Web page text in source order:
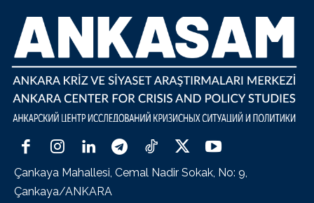
Çankaya Mahallesi, Cemal Nadir Sokak, No: 9,
Çankaya/ANKARA